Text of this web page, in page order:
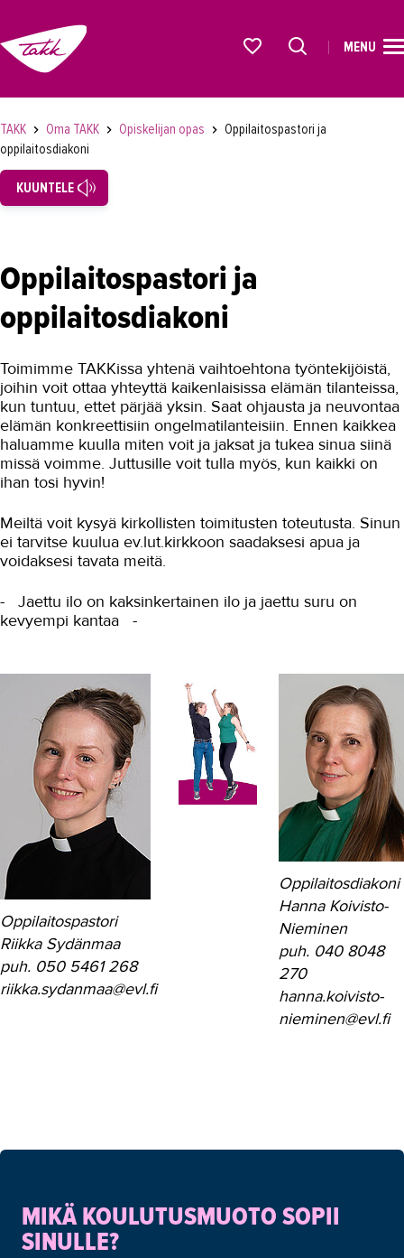
OPISKELIJAKSI
YRITYKSILLE
AJANKOHTAISTA
OMA TAKK
Henkilökohtaistaminen
Jatko-opiskelu
Järjestyssäännöt
Kampukset
Kriisitilanteet
Liikuntapalvelut
Ohjauspajat ja digituki
Opinto-ohjaus ja opintoneuvonta
Opintojen päättyessä
Opiskelijakunta
Opiskelijan etuudet
Opiskelu TAKKissa
Oppilaitospastori ja oppilaitosdiakoni
Oppilaitospsykologi ja kuraattori
Oppiminen työpaikalla
Palautteet
Tukea oppimisen haasteisiin
Tukea työnhakuun
MENU
TAKK Oma TAKK Opiskelijan opas
Oppilaitospastori ja
oppilaitosdiakoni
KUUNTELE
Oppilaitospastori ja
oppilaitosdiakoni
Toimimme TAKKissa yhtenä vaihtoehtona työntekijöistä,
joihin voit ottaa yhteyttä kaikenlaisissa elämän tilanteissa,
kun tuntuu, ettet pärjää yksin. Saat ohjausta ja neuvontaa
elämän konkreettisiin ongelmatilanteisiin. Ennen kaikkea
haluamme kuulla miten voit ja jaksat ja tukea sinua siinä
missä voimme. Juttusille voit tulla myös, kun kaikki on
ihan tosi hyvin!
Meiltä voit kysyä kirkollisten toimitusten toteutusta. Sinun
ei tarvitse kuulua ev.lut.kirkkoon saadaksesi apua ja
voidaksesi tavata meitä.
- Jaettu ilo on kaksinkertainen ilo ja jaettu suru on
kevyempi kantaa -
Oppilaitospastori
Riikka Sydänmaa
puh. 050 5461 268
riikka.sydanmaa@evl.fi
Oppilaitosdiakoni
Hanna Koivisto-
Nieminen
puh. 040 8048
270
hanna.koivisto-
nieminen@evl.fi
MIKÄ KOULUTUSMUOTO SOPII
SINULLE?